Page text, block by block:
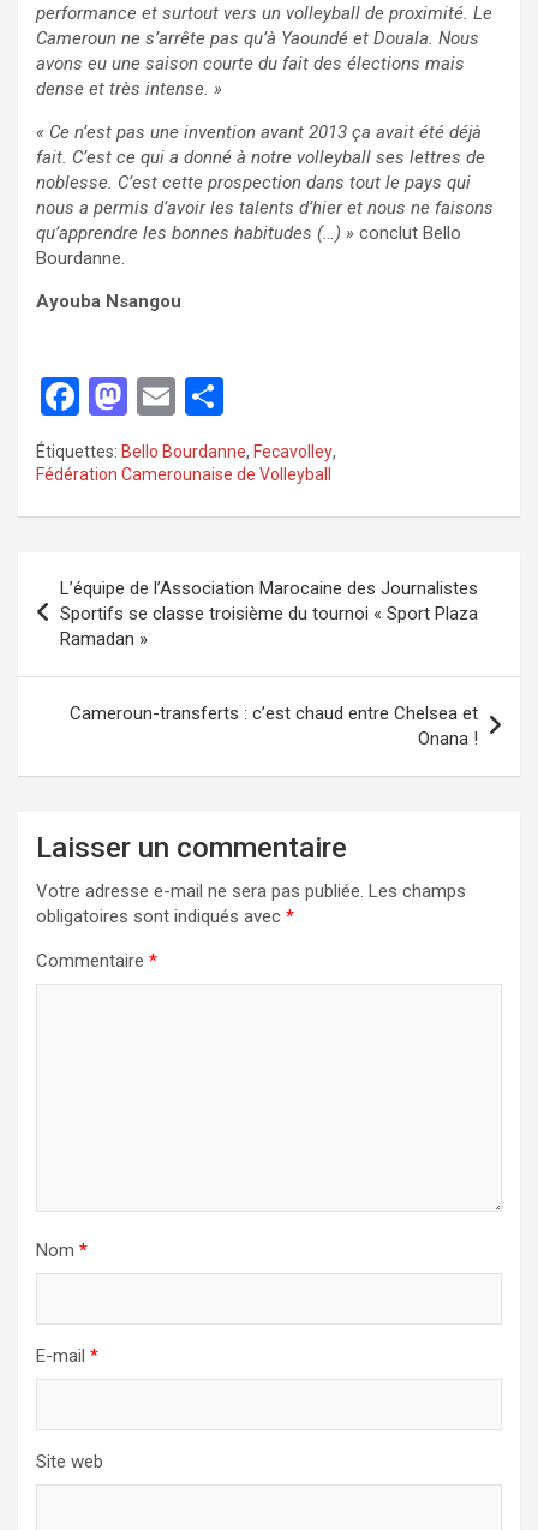
performance et surtout vers un volleyball de proximité. Le
Cameroun ne s’arrête pas qu’à Yaoundé et Douala. Nous
avons eu une saison courte du fait des élections mais
dense et très intense. »
« Ce n’est pas une invention avant 2013 ça avait été déjà
fait. C’est ce qui a donné à notre volleyball ses lettres de
noblesse. C’est cette prospection dans tout le pays qui
nous a permis d’avoir les talents d’hier et nous ne faisons
qu’apprendre les bonnes habitudes (…) » conclut Bello
Bourdanne.
Ayouba Nsangou
F
a
ce
b
o
k
M
a
st
o
o
n
E
m
ail
ar
ta
g
Étiquettes: Bello Bourdanne, Fecavolley,
Fédération Camerounaise de Volleyball
L’équipe de l’Association Marocaine des Journalistes
Sportifs se classe troisième du tournoi « Sport Plaza
Ramadan »
Cameroun-transferts : c’est chaud entre Chelsea et
Onana !
Laisser un commentaire
Votre adresse e-mail ne sera pas publiée. Les champs
obligatoires sont indiqués avec *
Commentaire *
Nom *
E-mail *
Site web